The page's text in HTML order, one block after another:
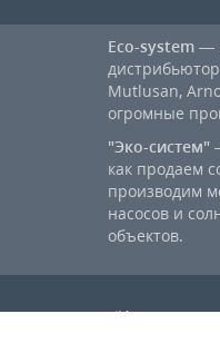
Eco-system —
Mutlusan,
огромные
"Эко-систем"
как продаем
производим
насосов и
объектов.
⚡Интернет-